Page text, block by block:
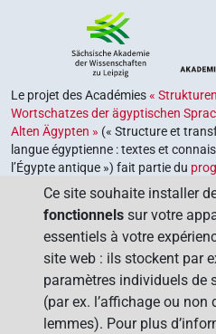
Le projet des Académies«
Wortschatzes der ägyptischen
Alten Ägypten » (« Structure et
langue égyptienne : textes et
l’Égypte antique ») fait partie du
le gouvernement fédéral et les
République fédérale d’Allemagne,
retrouver et explorer notre héritage
coordonné par l’Union des
des lettres .
Ce site souhaite installer
fonctionnels sur votre
essentiels à votre
site web : ils stockent par
paramètres individuels de
(par ex. l’affichage ou
lemmes). Pour plus